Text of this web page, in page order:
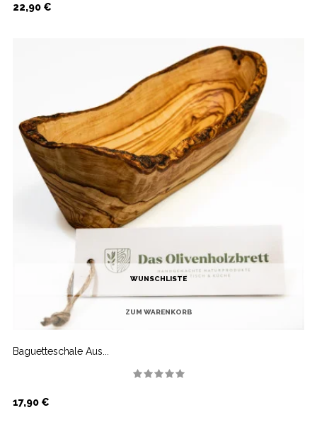
Preis
22,90 €
WUNSCHLISTE
ZUM WARENKORB
Baguetteschale Aus...
Preis
17,90 €